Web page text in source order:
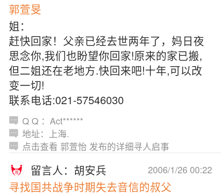
郭萱旻
姐：
赶快回家！父亲已经去世两年了，妈日夜
思念你,我们也盼望你回家!原来的家已搬,
但二姐还在老地方.快回来吧!十年,可以改
变一切!
联系电话:021-57546030
Q Q ：Act******
地址：上海.
点击查看 郭萱怡 发布的详细寻人启事
2006/1/26 00:22
留言人：胡安兵
寻找国共战争时期失去音信的叔父